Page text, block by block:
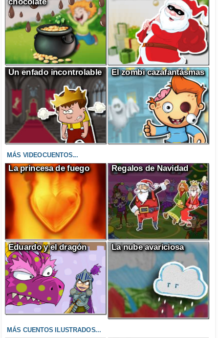
Un enfado incontrolable El zombi cazafantasmas
MÁS VIDEOCUENTOS...
La princesa de fuego Regalos de Navidad
Eduardo y el dragón La nube avariciosa
MÁS CUENTOS ILUSTRADOS...